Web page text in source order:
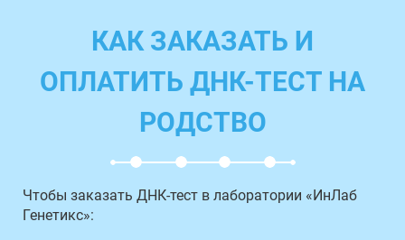
КАК ЗАКАЗАТЬ И
ОПЛАТИТЬ ДНК-ТЕСТ НА
РОДСТВО
Чтобы заказать ДНК-тест в лаборатории «ИнЛаб
Генетикс»: